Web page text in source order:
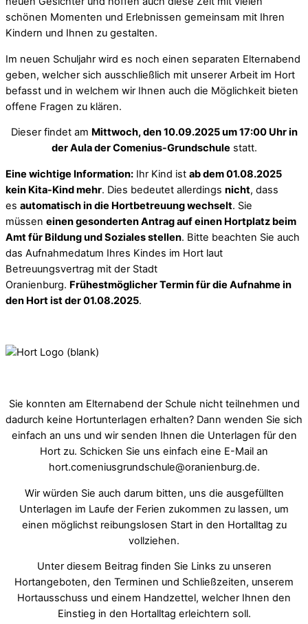
schönen Momenten und Erlebnissen gemeinsam mit Ihren
Kindern und Ihnen zu gestalten.
Im neuen Schuljahr wird es noch einen separaten Elternabend
geben, welcher sich ausschließlich mit unserer Arbeit im Hort
befasst und in welchem wir Ihnen auch die Möglichkeit bieten
offene Fragen zu klären.
Dieser findet am Mittwoch, den 10.09.2025 um 17:00 Uhr in
der Aula der Comenius-Grundschule statt.
Eine wichtige Information: Ihr Kind ist ab dem 01.08.2025
kein Kita-Kind mehr. Dies bedeutet allerdings nicht, dass
es automatisch in die Hortbetreuung wechselt. Sie
müssen einen gesonderten Antrag auf einen Hortplatz beim
Amt für Bildung und Soziales stellen. Bitte beachten Sie auch
das Aufnahmedatum Ihres Kindes im Hort laut
Betreuungsvertrag mit der Stadt
Oranienburg. Frühestmöglicher Termin für die Aufnahme in
den Hort ist der 01.08.2025.
Sie konnten am Elternabend der Schule nicht teilnehmen und
dadurch keine Hortunterlagen erhalten? Dann wenden Sie sich
einfach an uns und wir senden Ihnen die Unterlagen für den
Hort zu. Schicken Sie uns einfach eine E-Mail an
hort.comeniusgrundschule@oranienburg.de.
Wir würden Sie auch darum bitten, uns die ausgefüllten
Unterlagen im Laufe der Ferien zukommen zu lassen, um
einen möglichst reibungslosen Start in den Hortalltag zu
vollziehen.
Unter diesem Beitrag finden Sie Links zu unseren
Hortangeboten, den Terminen und Schließzeiten, unserem
Hortausschuss und einem Handzettel, welcher Ihnen den
Einstieg in den Hortalltag erleichtern soll.